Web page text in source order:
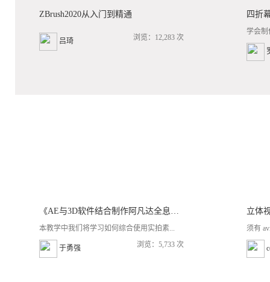
ZBrush2020从入门到精通
吕琦 浏览：12,283 次
四折
学会制
《AE与3D软件结合制作阿凡达全息交互效果制作教程》
本教学中我们将学习如何综合使用实拍素...
于勇强 浏览：5,733 次
立体
须有